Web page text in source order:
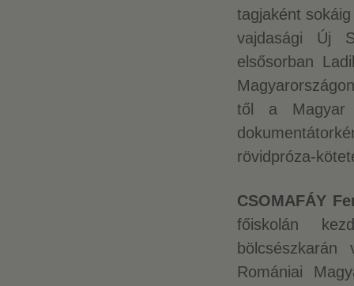
tagjaként
vajdasági Új
elsősorban
től a Magyar
rövidpróza-
CSOMAFÁY
főiskolán
Romániai